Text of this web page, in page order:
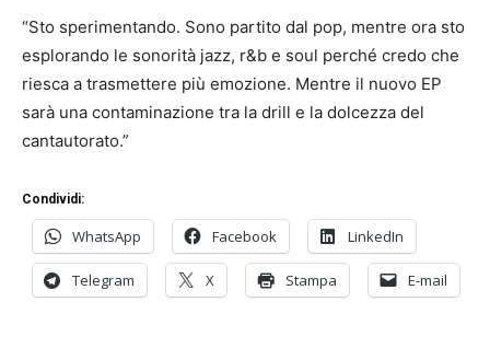
“Sto sperimentando. Sono partito dal pop, mentre ora sto
esplorando le sonorità jazz, r&b e soul perché credo che
riesca a trasmettere più emozione. Mentre il nuovo EP
sarà una contaminazione tra la drill e la dolcezza del
cantautorato.”
Condividi:
WhatsApp Facebook LinkedIn
Telegram X Stampa E-mail